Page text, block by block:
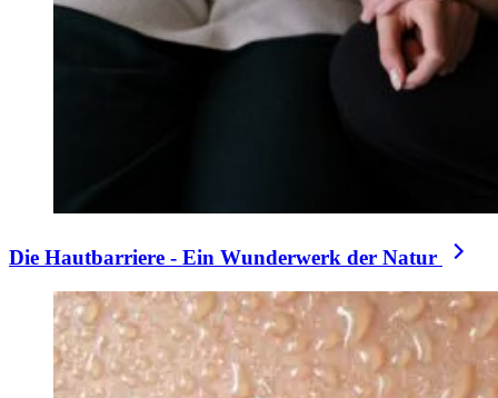
Die Hautbarriere - Ein Wunderwerk der Natur